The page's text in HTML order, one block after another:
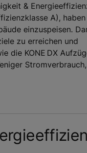
&
A), haben
einzuspeisen.
zu erreichen und
die KONE DX